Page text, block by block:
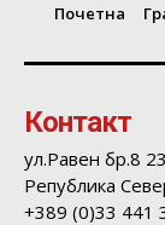
Почетна
Контакт
ул.Равен бр.8
Република
+389 (0)33 441